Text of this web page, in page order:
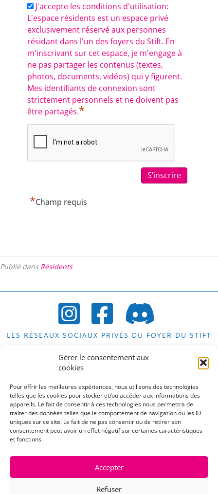
Gérer le consentement aux
cookies
Pour offrir les meilleures expériences, nous utilisons des technologies
telles que les cookies pour stocker et/ou accéder aux informations des
appareils. Le fait de consentir à ces technologies nous permettra de
traiter des données telles que le comportement de navigation ou les ID
uniques sur ce site. Le fait de ne pas consentir ou de retirer son
consentement peut avoir un effet négatif sur certaines caractéristiques
et fonctions.
Accepter
Refuser
J'accepte les conditions d'utilisation:
L'espace résidents est un espace privé
exclusivement réservé aux personnes
résidant dans l'un des foyers du Stift. En
m'inscrivant sur cet espace, je m'engage à
ne pas partager les contenus (textes,
photos, documents, vidéos) qui y figurent.
Mes identifiants de connexion sont
strictement personnels et ne doivent pas
être partagés.*
*Champ requis
Publié dans Résidents
LES RÉSEAUX SOCIAUX PRIVÉS DU FOYER DU STIFT
LES COMPTES PUBLICS DU STIFT
LE COMPTE PUBLIC DE LA CAFET DU STIFT
UNE REMARQUE, UNE SUGGESTION, UN
COMMENTAIRE OU UNE QUESTION?